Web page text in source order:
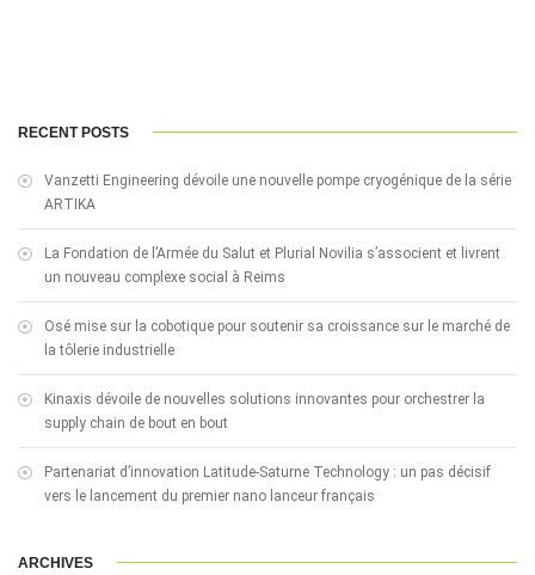
RECENT POSTS
Vanzetti Engineering dévoile une nouvelle pompe cryogénique de la série
ARTIKA
La Fondation de l’Armée du Salut et Plurial Novilia s’associent et livrent
un nouveau complexe social à Reims
Osé mise sur la cobotique pour soutenir sa croissance sur le marché de
la tôlerie industrielle
Kinaxis dévoile de nouvelles solutions innovantes pour orchestrer la
supply chain de bout en bout
Partenariat d’innovation Latitude-Saturne Technology : un pas décisif
vers le lancement du premier nano lanceur français
ARCHIVES